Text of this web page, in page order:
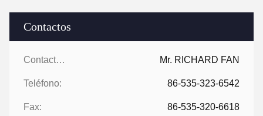
Contactos
Contactos: Mr. RICHARD FAN
Teléfono: 86-535-323-6542
Fax: 86-535-320-6618